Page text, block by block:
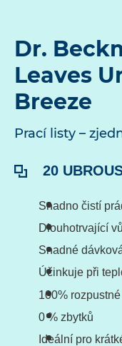
Dr.
Leaves
Breeze
Prací listy –⁠⁠⁠⁠⁠⁠
Obsah:
20
Snadno čistí
Dlouhotrvající
Snadné
Účinkuje při
100%
0 % zbytků
Ideální pro